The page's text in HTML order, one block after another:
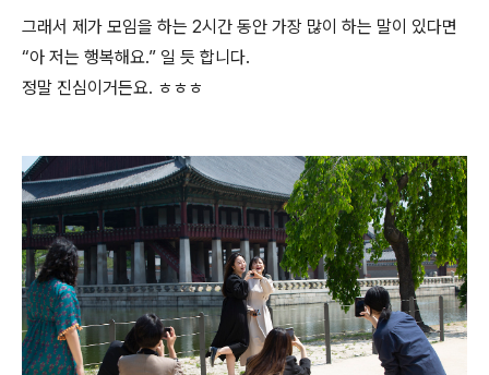
그래서 제가 모임을 하는 2시간 동안 가장 많이 하는 말이 있다면
“아 저는 행복해요.” 일 듯 합니다.
정말 진심이거든요. ㅎㅎㅎ